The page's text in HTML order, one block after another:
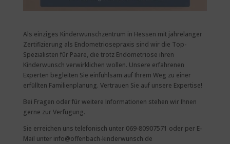
Als einziges Kinderwunschzentrum in Hessen mit jahrelanger
Zertifizierung als Endometriosepraxis sind wir die Top-
Spezialisten für Paare, die trotz Endometriose ihren
Kinderwunsch verwirklichen wollen. Unsere erfahrenen
Experten begleiten Sie einfühlsam auf Ihrem Weg zu einer
erfüllten Familienplanung. Vertrauen Sie auf unsere Expertise!
Bei Fragen oder für weitere Informationen stehen wir Ihnen
gerne zur Verfügung.
Sie erreichen uns telefonisch unter 069-80907571 oder per E-
Mail unter info@offenbach-kinderwunsch.de